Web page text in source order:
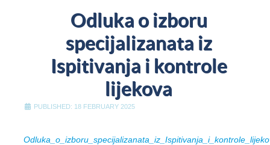
Odluka o izboru
specijalizanata iz
Ispitivanja i kontrole
lijekova
PUBLISHED: 18 FEBRUARY 2025